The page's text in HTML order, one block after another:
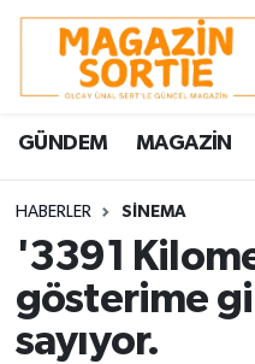
GÜNDEM MAGAZİN
HABERLER SİNEMA
'3391
gösterime
sayıyor.
Nöbetçi Eczaneler
Hava Durumu
Trafik Durumu
Süper Lig Puan
Tüm Manşetler